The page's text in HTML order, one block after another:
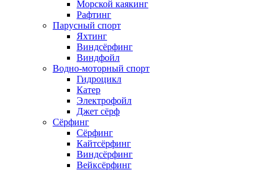
Морской каякинг
Рафтинг
Парусный спорт
Яхтинг
Виндсёрфинг
Виндфойл
Водно-моторный спорт
Гидроцикл
Катер
Электрофойл
Джет сёрф
Сёрфинг
Сёрфинг
Кайтсёрфинг
Виндсёрфинг
Вейксёрфинг